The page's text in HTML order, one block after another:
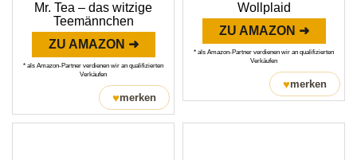
Mr. Tea – das witzige
Teemännchen
ZU AMAZON ➜
* als Amazon-Partner verdienen wir an qualifizierten
Verkäufen
♥merken
Wollplaid
ZU AMAZON ➜
* als Amazon-Partner verdienen wir an qualifizierten
Verkäufen
♥merken